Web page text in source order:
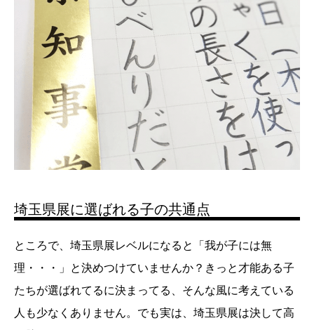
埼玉県展に選ばれる子の共通点
ところで、埼玉県展レベルになると「我が子には無
理・・・」と決めつけていませんか？きっと才能ある子
たちが選ばれてるに決まってる、そんな風に考えている
人も少なくありません。でも実は、埼玉県展は決して高